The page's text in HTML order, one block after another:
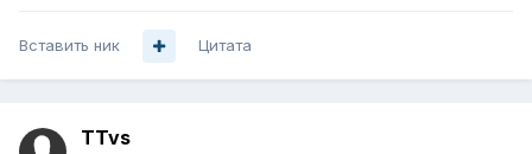
Вставить ник Цитата
TTvs